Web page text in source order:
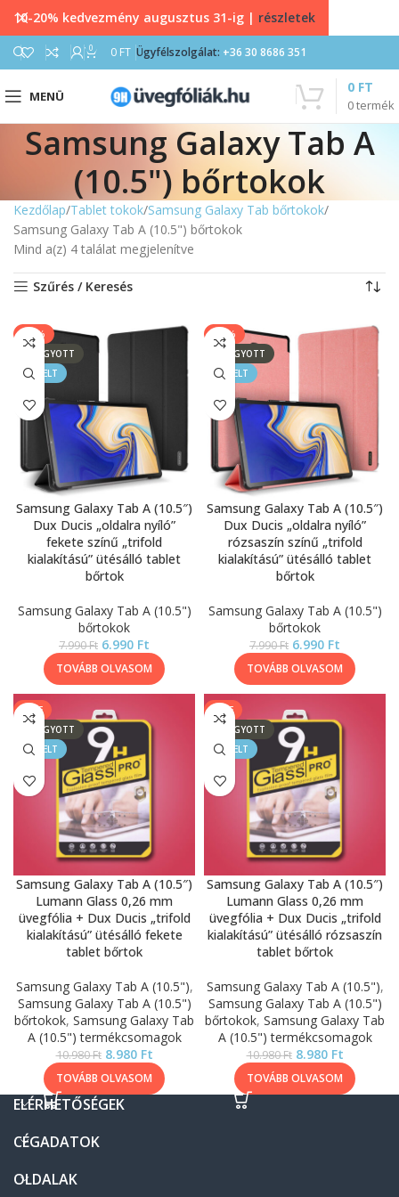
0 0 FT Ügyfélszolgálat: +36 30 8686 351
MENÜ
0termék
0 FT
Samsung Galaxy Tab A
(10.5") bőrtokok
Kezdőlap Tablet tokok Samsung Galaxy Tab bőrtokok
Samsung Galaxy Tab A (10.5") bőrtokok
Mind a(z) 4 találat megjelenítve
Szűrés / Keresés
-13%
ELFOGYOTT
KIEMELT
Samsung Galaxy Tab A (10.5″)
Dux Ducis „oldalra nyíló”
fekete színű „trifold
kialakítású” ütésálló tablet
bőrtok
Samsung Galaxy Tab A (10.5")
bőrtokok
7.990Ft 6.990 Ft
TOVÁBB OLVASOM
-13%
ELFOGYOTT
KIEMELT
Samsung Galaxy Tab A (10.5″)
Dux Ducis „oldalra nyíló”
rózsaszín színű „trifold
kialakítású” ütésálló tablet
bőrtok
Samsung Galaxy Tab A (10.5")
bőrtokok
7.990Ft 6.990 Ft
TOVÁBB OLVASOM
SALE
ELFOGYOTT
KIEMELT
Samsung Galaxy Tab A (10.5″)
Lumann Glass 0,26 mm
üvegfólia + Dux Ducis „trifold
kialakítású” ütésálló fekete
tablet bőrtok
Samsung Galaxy Tab A (10.5"),
Samsung Galaxy Tab A (10.5")
bőrtokok, Samsung Galaxy Tab
A (10.5") termékcsomagok
10.980Ft 8.980 Ft
TOVÁBB OLVASOM
SALE
ELFOGYOTT
KIEMELT
Samsung Galaxy Tab A (10.5″)
Lumann Glass 0,26 mm
üvegfólia + Dux Ducis „trifold
kialakítású” ütésálló rózsaszín
tablet bőrtok
Samsung Galaxy Tab A (10.5"),
Samsung Galaxy Tab A (10.5")
bőrtokok, Samsung Galaxy Tab
A (10.5") termékcsomagok
10.980Ft 8.980 Ft
TOVÁBB OLVASOM
ELÉRHETŐSÉGEK
CÉGADATOK
OLDALAK
10-20% kedvezmény augusztus 31-ig | részletek